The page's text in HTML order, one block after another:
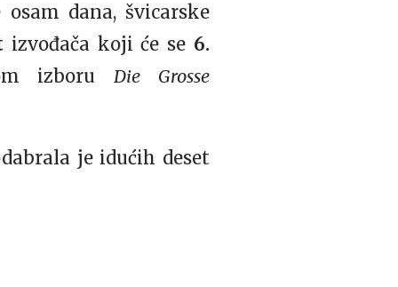
dana, švicarske
izvođača koji će se 6.
izboruDie Grosse
je idućih deset